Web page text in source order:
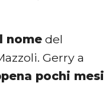
nome del
Gerry a
pochi mesi